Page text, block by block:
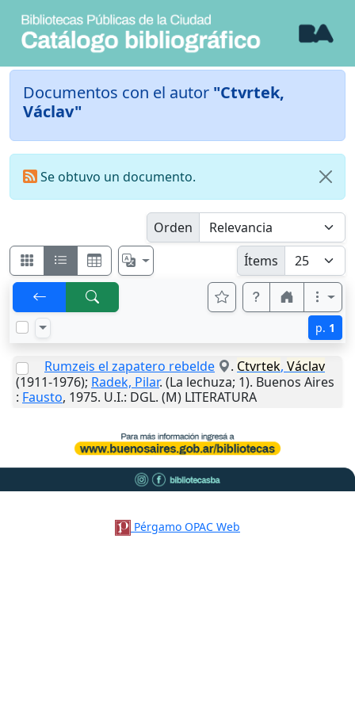
Documentos con el autor "Ctvrtek,
Václav"
Se obtuvo un documento.
Orden
Ítems
p. 1
Rumzeis el zapatero rebelde . Ctvrtek, Václav
(1911-1976); Radek, Pilar. (La lechuza; 1). Buenos Aires
: Fausto, 1975. U.I.: DGL. (M) LITERATURA
Pérgamo OPAC Web